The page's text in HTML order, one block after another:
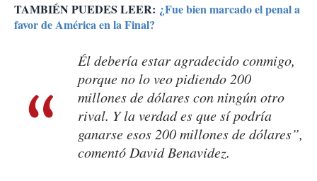
TAMBIÉN PUEDES LEER: ¿Fue bien marcado el penal a
favor de América en la Final?
Él debería estar agradecido conmigo,
porque no lo veo pidiendo 200
millones de dólares con ningún otro
rival. Y la verdad es que sí podría
ganarse esos 200 millones de dólares”,
comentó David Benavidez.